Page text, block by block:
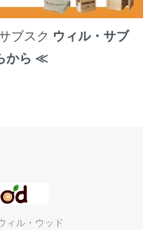
ブスク ウィル・サブ
から ≪
ィル・ウッド